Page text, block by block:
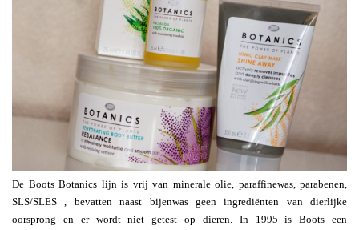
De Boots Botanics lijn is vrij van minerale olie, paraffinewas, parabenen,
SLS/SLES , bevatten naast bijenwas geen ingrediënten van dierlijke
oorsprong en er wordt niet getest op dieren. In 1995 is Boots een